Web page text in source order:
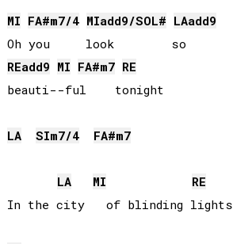
MI FA#m7/4 MIadd9/SOL# LAadd9
REadd9 MI FA#m7 RE
beauti--ful    tonight
LA SIm7/4 FA#m7
LA MI RE
In the city   of blinding lights